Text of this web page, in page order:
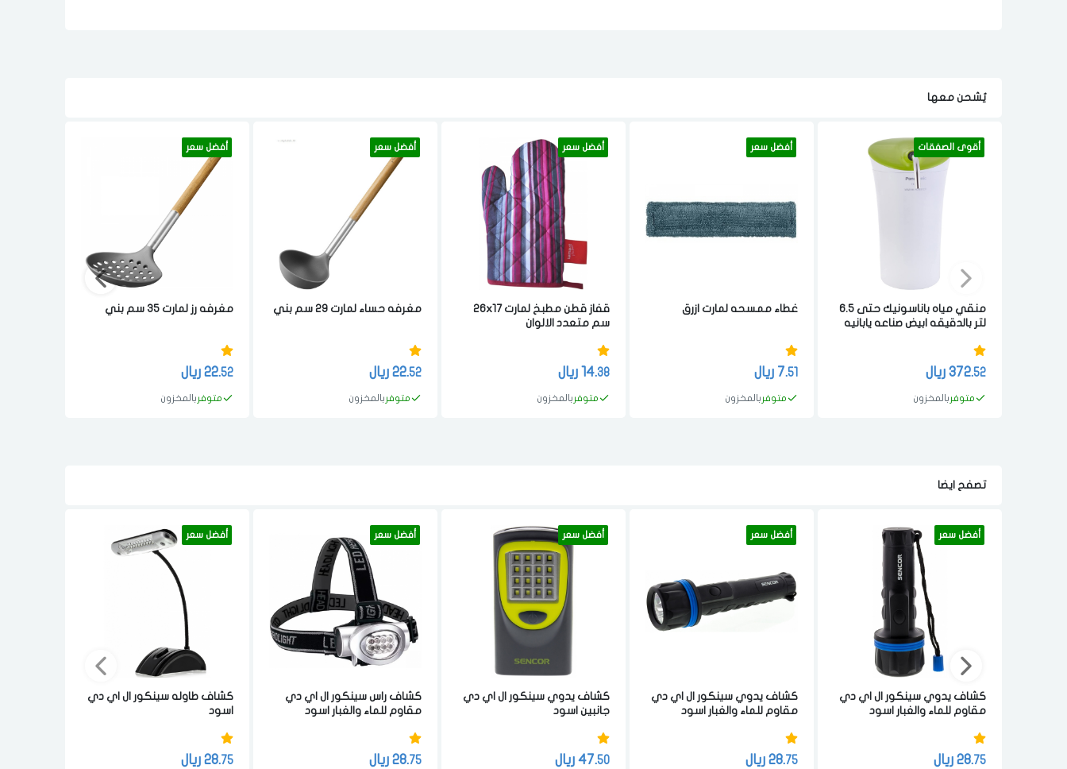
يٌشحن معها
أقوى الصفقات
منقي مياه باناسونيك حتى 6.5
لتر بالدقيقه ابيض صناعه يابانيه
372.52 ريال
متوفر بالمخزون
أفضل سعر
غطاء ممسحه لمارت ازرق
7.51 ريال
متوفر بالمخزون
أفضل سعر
قفاز قطن مطبخ لمارت 26x17
سم متعدد الالوان
14.38 ريال
متوفر بالمخزون
أفضل سعر
مغرفه حساء لمارت 29 سم بني
22.52 ريال
متوفر بالمخزون
أفضل سعر
مغرفه رز لمارت 35 سم بني
22.52 ريال
متوفر بالمخزون
تصفح ايضا
أفضل سعر
كشاف يدوي سينكور ال اي دي
مقاوم للماء والغبار اسود
28.75 ريال
أفضل سعر
كشاف يدوي سينكور ال اي دي
مقاوم للماء والغبار اسود
28.75 ريال
أفضل سعر
كشاف يدوي سينكور ال اي دي
جانبين اسود
47.50 ريال
أفضل سعر
كشاف راس سينكور ال اي دي
مقاوم للماء والغبار اسود
28.75 ريال
أفضل سعر
كشاف طاوله سينكور ال اي دي
اسود
28.75 ريال